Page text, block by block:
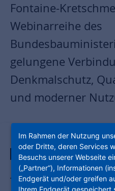
11. März 2026
NEUBAU MODERNISIERUNG
Teile den Artikel auf:
Fontaine-
Webinarreihe des
gelungene
Denkmalschutz,
und moderner
Im Rahmen der Nutzung
oder Dritte, deren Services
Besuchs unserer Webseite
(„Partner“), Informationen
Endgerät und/oder greifen
Ihrem Endgerät gespeichert